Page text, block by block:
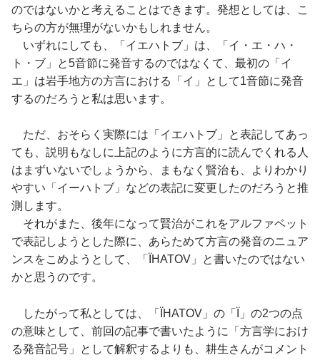
のではないかと考えることはできます。発想としては、こ
ちらの方が無理がないかもしれません。
いずれにしても、「イエハトブ」は、「イ・エ・ハ・
ト・ブ」と5音節に発音するのではなくて、最初の「イ
エ」は岩手地方の方言における「イ」として1音節に発音
するのだろうと私は思います。
ただ、おそらく実際には「イエハトブ」と表記してあっ
ても、説明もなしに上記のように方言的に読んでくれる人
はまずいないでしょうから、まもなく賢治も、よりわかり
やすい「イーハトブ」などの表記に変更したのだろうと推
測します。
それがまた、後年になって賢治がこれをアルファベット
で表記しようとした際に、あらためて方言の発音のニュア
ンスをこめようとして、「ÏHATOV」と書いたのではない
かと思うのです。
したがって私としては、「ÏHATOV」の「Ï」の2つの点
の意味として、前回の記事で書いたように「方言学におけ
る発音記号」として解釈するよりも、耕生さんがコメント